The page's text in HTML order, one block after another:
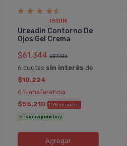
ISDIN
Ureadin Contorno De
Ojos Gel Crema
$61.344 $87.634
6 cuotas sin interés de
$10.224
ó Transferencia
$55.210 10% EXTRA OFF
Envío rápido hoy
Agregar